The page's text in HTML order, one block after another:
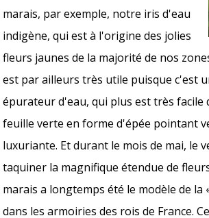
marais, par exemple, notre iris d'eau
indigène, qui est à l'origine des jolies
fleurs jaunes de la majorité de nos
est par ailleurs très utile puisque c'est
épurateur d'eau, qui plus est très facile
feuille verte en forme d'épée pointant
luxuriante. Et durant le mois de mai, le
taquiner la magnifique étendue de
marais a longtemps été le modèle de la
dans les armoiries des rois de France.